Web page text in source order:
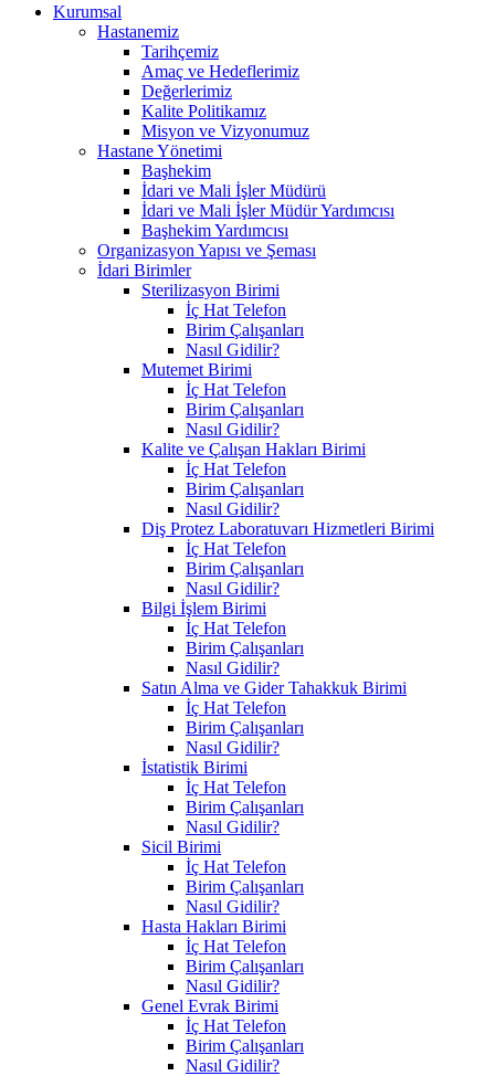
Kurumsal
Hastanemiz
Tarihçemiz
Amaç ve Hedeflerimiz
Değerlerimiz
Kalite Politikamız
Misyon ve Vizyonumuz
Hastane Yönetimi
Başhekim
İdari ve Mali İşler Müdürü
İdari ve Mali İşler Müdür Yardımcısı
Başhekim Yardımcısı
Organizasyon Yapısı ve Şeması
İdari Birimler
Sterilizasyon Birimi
İç Hat Telefon
Birim Çalışanları
Nasıl Gidilir?
Mutemet Birimi
İç Hat Telefon
Birim Çalışanları
Nasıl Gidilir?
Kalite ve Çalışan Hakları Birimi
İç Hat Telefon
Birim Çalışanları
Nasıl Gidilir?
Diş Protez Laboratuvarı Hizmetleri Birimi
İç Hat Telefon
Birim Çalışanları
Nasıl Gidilir?
Bilgi İşlem Birimi
İç Hat Telefon
Birim Çalışanları
Nasıl Gidilir?
Satın Alma ve Gider Tahakkuk Birimi
İç Hat Telefon
Birim Çalışanları
Nasıl Gidilir?
İstatistik Birimi
İç Hat Telefon
Birim Çalışanları
Nasıl Gidilir?
Sicil Birimi
İç Hat Telefon
Birim Çalışanları
Nasıl Gidilir?
Hasta Hakları Birimi
İç Hat Telefon
Birim Çalışanları
Nasıl Gidilir?
Genel Evrak Birimi
İç Hat Telefon
Birim Çalışanları
Nasıl Gidilir?